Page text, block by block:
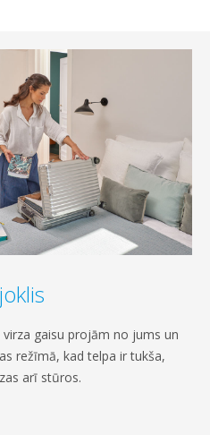
gaisu projām no jums un
režīmā, kad telpa ir tukša,
arī stūros.